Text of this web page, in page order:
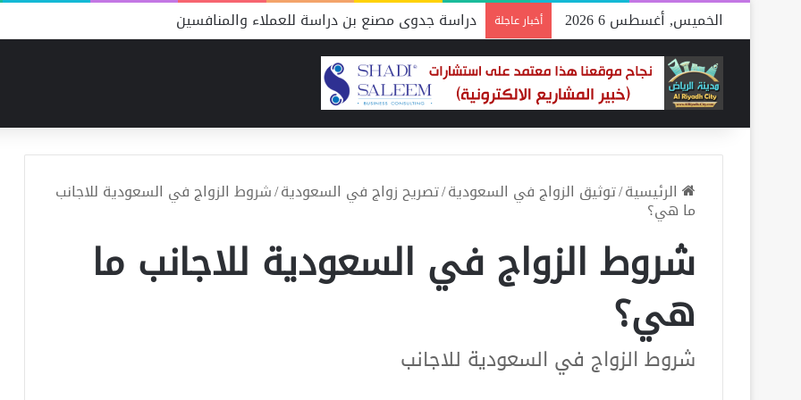
الخميس, أغسطس 6 2026 أخبار عاجلة دراسة جدوى مصنع بن دراسة للعملاء والمنافسين
الرئيسية/توثيق الزواج في السعودية/تصريح زواج في السعودية/شروط الزواج في السعودية للاجانب
ما هي؟
شروط الزواج في السعودية للاجانب ما
هي؟
شروط الزواج في السعودية للاجانب